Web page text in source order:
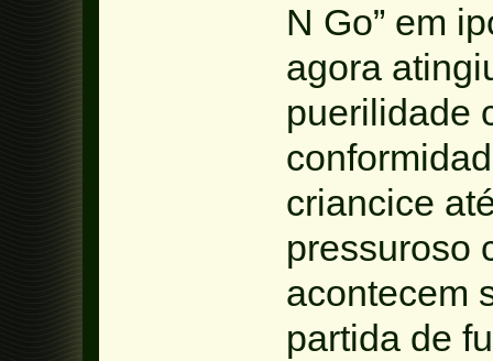
N Go” em
agora
puerilidade
criancice
pressuroso
acontecem
partida de